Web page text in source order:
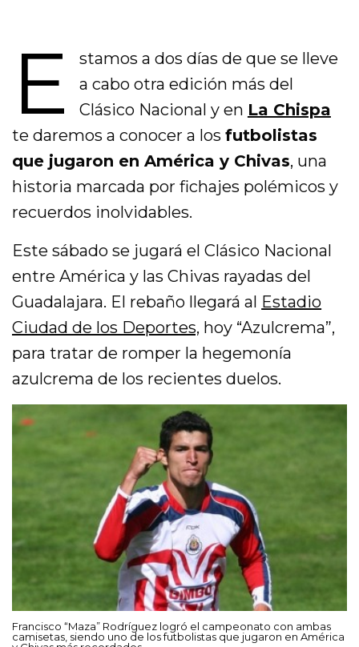
E
stamos a dos días de que se lleve
a cabo otra edición más del
Clásico Nacional y en La Chispa
te daremos a conocer a losfutbolistas
que jugaron en América y Chivas, una
historia marcada por fichajes polémicos y
recuerdos inolvidables.
Este sábado se jugará el Clásico Nacional
entre América y las Chivas rayadas del
Guadalajara. El rebaño llegará al Estadio
Ciudad de los Deportes, hoy “Azulcrema”,
para tratar de romper la hegemonía
azulcrema de los recientes duelos.
Francisco “Maza” Rodríguez logró el campeonato con ambas
camisetas, siendo uno de los futbolistas que jugaron en América